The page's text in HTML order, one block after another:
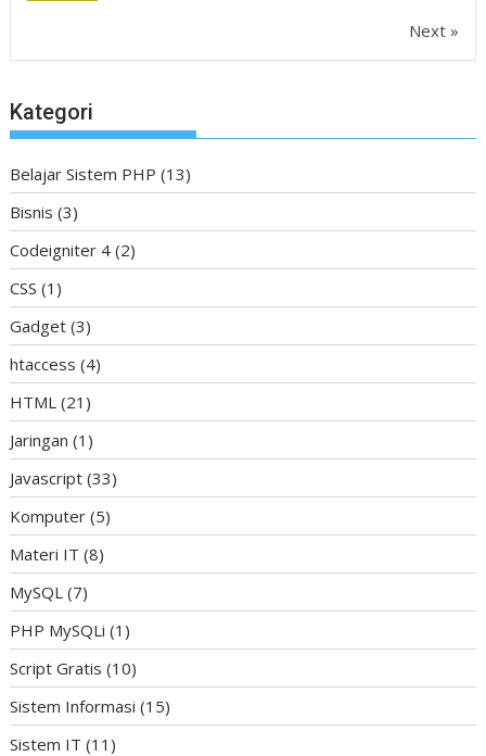
Next »
Kategori
Belajar Sistem PHP (13)
Bisnis (3)
Codeigniter 4 (2)
CSS (1)
Gadget (3)
htaccess (4)
HTML (21)
Jaringan (1)
Javascript (33)
Komputer (5)
Materi IT (8)
MySQL (7)
PHP MySQLi (1)
Script Gratis (10)
Sistem Informasi (15)
Sistem IT (11)